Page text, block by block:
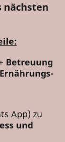
nächsten
Betreuung
Ernährungs-
App) zu
und